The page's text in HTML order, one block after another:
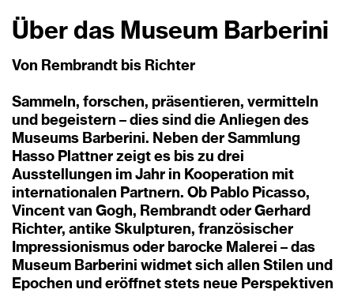
Über das Museum Barberini
Von Rembrandt bis Richter
Sammeln, forschen, präsentieren, vermitteln
und begeistern – dies sind die Anliegen des
Museums Barberini. Neben der Sammlung
Hasso Plattner zeigt es bis zu drei
Ausstellungen im Jahr in Kooperation mit
internationalen Partnern. Ob Pablo Picasso,
Vincent van Gogh, Rembrandt oder Gerhard
Richter, antike Skulpturen, französischer
Impressionismus oder barocke Malerei – das
Museum Barberini widmet sich allen Stilen und
Epochen und eröffnet stets neue Perspektiven